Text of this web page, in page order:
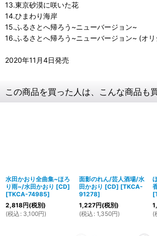
13.東京砂漠に咲いた花
14.ひまわり海岸
15.ふるさとへ帰ろう~ニューバージョン~
16.ふるさとへ帰ろう~ニューバージョン~ (オ
2020年11月4日発売
この商品を買った人は、こんな商品も
水田かおり全曲集~ほろ
り雨~/水田かおり [CD]
[TKCA-74985]
2,818円(税別)
(税込 : 3,100円)
面影のれん/芸人酒場/水
田かおり [CD] [TKCA-
91278]
1,227円(税別)
(税込 : 1,350円)
[
(